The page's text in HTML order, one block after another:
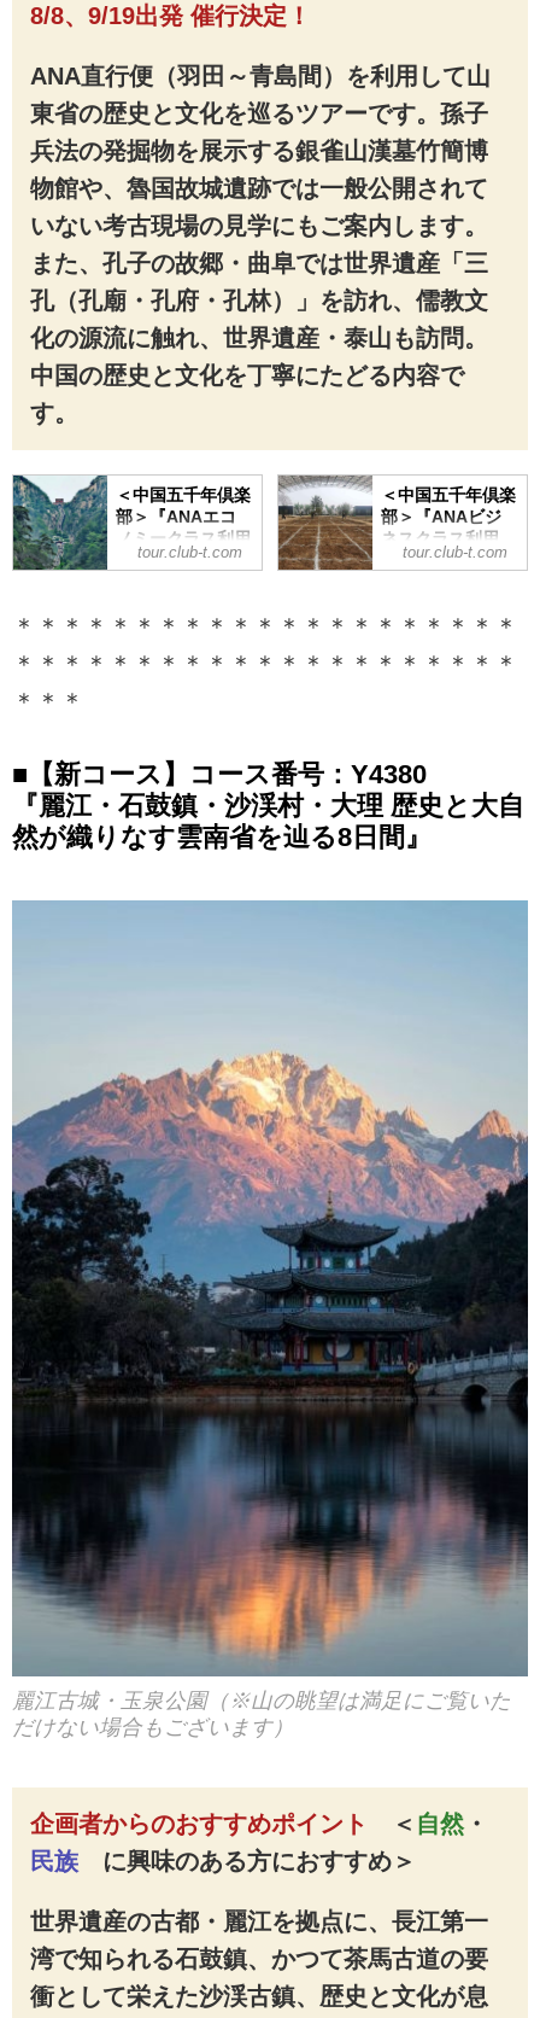
8/8、9/19出発 催行決定！
ANA直行便（羽田～青島間）を利用して山
東省の歴史と文化を巡るツアーです。孫子
兵法の発掘物を展示する銀雀山漢墓竹簡博
物館や、魯国故城遺跡では一般公開されて
いない考古現場の見学にもご案内します。
また、孔子の故郷・曲阜では世界遺産「三
孔（孔廟・孔府・孔林）」を訪れ、儒教文
化の源流に触れ、世界遺産・泰山も訪問。
中国の歴史と文化を丁寧にたどる内容で
す。
＜中国五千年倶楽
部＞『ANAビジ
ネスクラス利用
（羽田～青島間）
東省の歴史と文化
クラブツーリズム
田～青島間）孔子
の教えと梁山泊の
魂に触れる山東省
の歴史と文化を辿
る 5日間』の紹介
tour.club-t.com
＜中国五千年倶楽
部＞『ANAエコ
ノミークラス利用
（羽田～青島間）
東省の歴史と文化
クラブツーリズム
（羽田～青島間）
孔子の教えと梁山
泊の魂に触れる山
東省の歴史と文化
を辿る 5日間』の
tour.club-t.com
＊＊＊＊＊＊＊＊＊＊＊＊＊＊＊＊＊＊＊＊＊
＊＊＊＊＊＊＊＊＊＊＊＊＊＊＊＊＊＊＊＊＊
＊＊＊
■【新コース】コース番号：Y4380
『麗江・石鼓鎮・沙渓村・大理 歴史と大自
然が織りなす雲南省を辿る8日間』
麗江古城・玉泉公園（※山の眺望は満足にご覧いた
だけない場合もございます）
企画者からのおすすめポイント ＜ 自然・
民族
に興味のある方におすすめ＞
世界遺産の古都・麗江を拠点に、長江第一
湾で知られる石鼓鎮、かつて茶馬古道の要
衝として栄えた沙渓古鎮、歴史と文化が息